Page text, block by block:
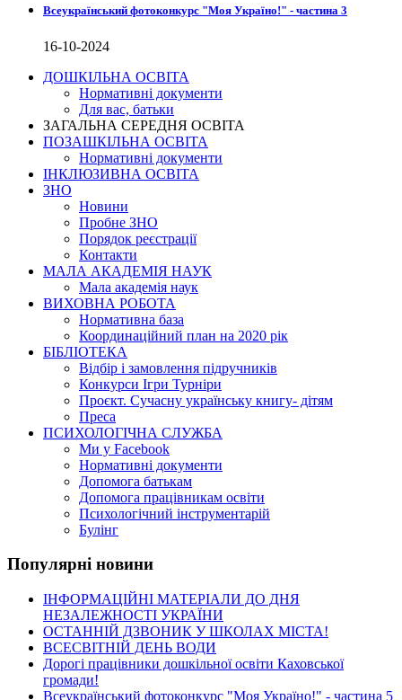
Всеукраїнський фотоконкурс "Моя Україно!" - частина 3
16-10-2024
ДОШКІЛЬНА ОСВІТА
Нормативні документи
Для вас, батьки
ЗАГАЛЬНА СЕРЕДНЯ ОСВІТА
ПОЗАШКІЛЬНА ОСВІТА
Нормативні документи
ІНКЛЮЗИВНА ОСВІТА
ЗНО
Новини
Пробне ЗНО
Порядок реєстрації
Контакти
МАЛА АКАДЕМІЯ НАУК
Мала академія наук
ВИХОВНА РОБОТА
Нормативна база
Координаційний план на 2020 рік
БІБЛІОТЕКА
Відбір і замовлення підручників
Конкурси Ігри Турніри
Проєкт. Сучасну українську книгу- дітям
Преса
ПСИХОЛОГІЧНА СЛУЖБА
Ми у Facebook
Нормативні документи
Допомога батькам
Допомога працівникам освіти
Психологічний інструментарій
Булінг
Популярні новини
ІНФОРМАЦІЙНІ МАТЕРІАЛИ ДО ДНЯ
НЕЗАЛЕЖНОСТІ УКРАЇНИ
ОСТАННІЙ ДЗВОНИК У ШКОЛАХ МІСТА!
ВСЕСВІТНІЙ ДЕНЬ ВОДИ
Дорогі працівники дошкільної освіти Каховської
громади!
Всеукраїнський фотоконкурс "Моя Україно!" - частина 5